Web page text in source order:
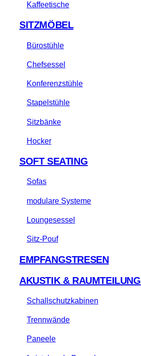
Kaffeetische
SITZMÖBEL
Bürostühle
Chefsessel
Konferenzstühle
Stapelstühle
Sitzbänke
Hocker
SOFT SEATING
Sofas
modulare Systeme
Loungesessel
Sitz-Pouf
EMPFANGSTRESEN
AKUSTIK & RAUMTEILUNG
Schallschutzkabinen
Trennwände
Paneele